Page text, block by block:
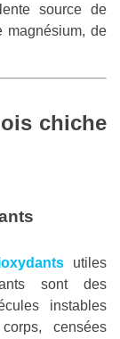
source de
magnésium, de
chiche
utiles
sont des
instables
censées